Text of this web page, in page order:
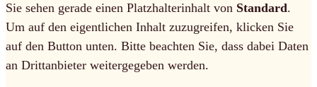
Sie sehen gerade einen Platzhalterinhalt von Standard.
Um auf den eigentlichen Inhalt zuzugreifen, klicken Sie
auf den Button unten. Bitte beachten Sie, dass dabei Daten
an Drittanbieter weitergegeben werden.